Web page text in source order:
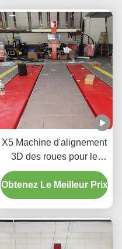
X5 Machine d'alignement
3D des roues pour le
réglage de précision des
pneus
Obtenez Le Meilleur Prix